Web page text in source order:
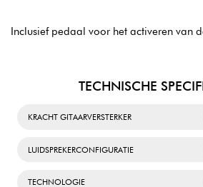
Inclusief pedaal voor het activeren van
TECHNISCHE
KRACHT GITAARVERSTERKER
LUIDSPREKERCONFIGURATIE
TECHNOLOGIE